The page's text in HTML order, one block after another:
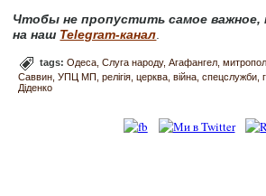
Чтобы не пропустить самое важное,
на наш Telegram-канал
tags:Одеса Слуга народу Агафангел
Саввин УПЦ МП релігія церква війна спецслужби
Діденко